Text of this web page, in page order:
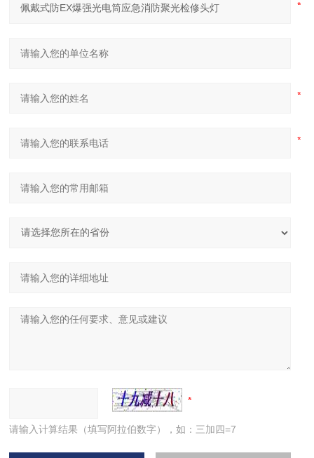
请输入计算结果（填写阿拉伯数字），如：三加四=7